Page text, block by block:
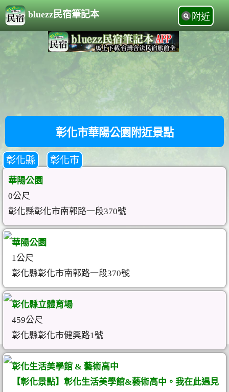
bluezz民宿筆記本 附近
彰化市華陽公園附近景點
彰化縣 彰化市
華陽公園
0公尺
彰化縣彰化市南郭路一段370號
華陽公園
1公尺
彰化縣彰化市南郭路一段370號
彰化縣立體育場
459公尺
彰化縣彰化市健興路1號
彰化生活美學館 & 藝術高中
【彰化景點】彰化生活美學館&藝術高中。我在此遇見